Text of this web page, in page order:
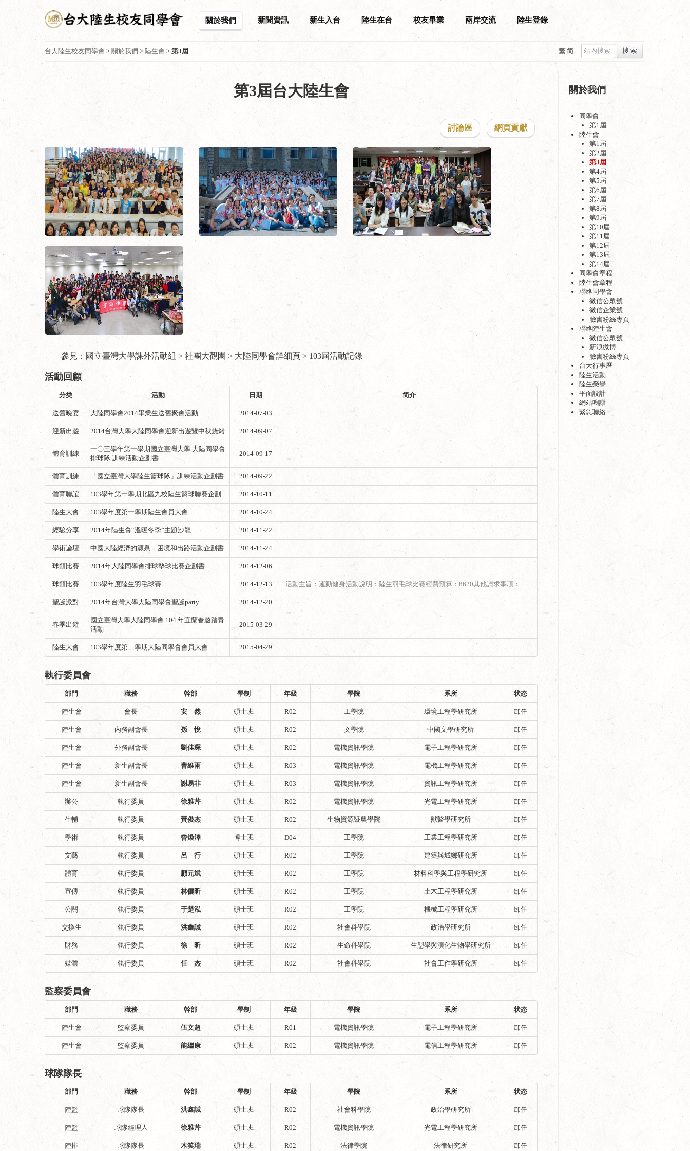
關於我們 新聞資訊 新生入台 陸生在台 校友畢業 兩岸交流 陸生登錄
搜 索
台大陸生校友同學會 > 關於我們 > 陸生會 > 第3屆 繁 简
第3屆台大陸生會
討論區 網頁貢獻
參見： 國立臺灣大學課外活動組 > 社團大觀園 > 大陸同學會詳細頁 > 103屆活動記錄
活動回顧
分类 活動 日期 简介
送舊晚宴 大陸同學會2014畢業生送舊聚會活動 2014-07-03
迎新出遊 2014台灣大學大陸同學會迎新出遊暨中秋烧烤 2014-09-07
體育訓練
一〇三學年第一學期國立臺灣大學 大陸同學會
排球隊 訓練活動企劃書
2014-09-17
體育訓練 「國立臺灣大學陸生籃球隊」訓練活動企劃書 2014-09-22
體育聯誼 103學年第一學期北區九校陸生籃球聯賽企劃 2014-10-11
陸生大會 103學年度第一學期陸生會員大會 2014-10-24
經驗分享 2014年陸生會“溫暖冬季”主題沙龍 2014-11-22
學術論壇 中國大陸經濟的源泉，困境和出路活動企劃書 2014-11-24
球類比賽 2014年大陸同學會排球墊球比賽企劃書 2014-12-06
球類比賽 103學年度陸生羽毛球賽 2014-12-13 活動主旨：運動健身活動說明：陸生羽毛球比賽經費預算：8620其他請求事項：
聖誕派對 2014年台灣大學大陸同學會聖誕party 2014-12-20
春季出遊
國立臺灣大學大陸同學會 104 年宜蘭春遊踏青
活動
2015-03-29
陸生大會 103學年度第二學期大陸同學會會員大會 2015-04-29
執行委員會
部門 職務 幹部 學制 年級 學院 系所 状态
陸生會 會長 安 然 碩士班 R02 工學院 環境工程學研究所 卸任
陸生會 內務副會長 孫 悅 碩士班 R02 文學院 中國文學研究所 卸任
陸生會 外務副會長 劉佳琛 碩士班 R02 電機資訊學院 電子工程學研究所 卸任
陸生會 新生副會長 曹維雨 碩士班 R03 電機資訊學院 電機工程學研究所 卸任
陸生會 新生副會長 謝易非 碩士班 R03 電機資訊學院 資訊工程學研究所 卸任
辦公 執行委員 徐雅芹 碩士班 R02 電機資訊學院 光電工程學研究所 卸任
生輔 執行委員 黃俊杰 碩士班 R02 生物資源暨農學院 獸醫學研究所 卸任
學術 執行委員 曾煥澤 博士班 D04 工學院 工業工程學研究所 卸任
文藝 執行委員 呂 行 碩士班 R02 工學院 建築與城鄉研究所 卸任
體育 執行委員 顧元斌 碩士班 R02 工學院 材料科學與工程學研究所 卸任
宣傳 執行委員 林儷昕 碩士班 R02 工學院 土木工程學研究所 卸任
公關 執行委員 于楚泓 碩士班 R02 工學院 機械工程學研究所 卸任
交換生 執行委員 洪鑫誠 碩士班 R02 社會科學院 政治學研究所 卸任
財務 執行委員 徐 昕 碩士班 R02 生命科學院 生態學與演化生物學研究所 卸任
媒體 執行委員 任 杰 碩士班 R02 社會科學院 社會工作學研究所 卸任
監察委員會
部門 職務 幹部 學制 年級 學院 系所 状态
陸生會 監察委員 伍文超 碩士班 R01 電機資訊學院 電子工程學研究所 卸任
陸生會 監察委員 能繼康 碩士班 R02 電機資訊學院 電信工程學研究所 卸任
球隊隊長
部門 職務 幹部 學制 年級 學院 系所 状态
陸籃 球隊隊長 洪鑫誠 碩士班 R02 社會科學院 政治學研究所 卸任
陸籃 球隊經理人 徐雅芹 碩士班 R02 電機資訊學院 光電工程學研究所 卸任
陸排 球隊隊長 木笑瑞 碩士班 R02 法律學院 法律研究所 卸任
關於我們
同學會
第1屆
陸生會
第1屆
第2屆
第3屆
第4屆
第5屆
第6屆
第7屆
第8屆
第9屆
第10屆
第11屆
第12屆
第13屆
第14屆
同學會章程
陸生會章程
聯絡同學會
微信公眾號
微信企業號
臉書粉絲專頁
聯絡陸生會
微信公眾號
新浪微博
臉書粉絲專頁
台大行事曆
陸生活動
陸生榮譽
平面設計
網站鳴謝
緊急聯絡